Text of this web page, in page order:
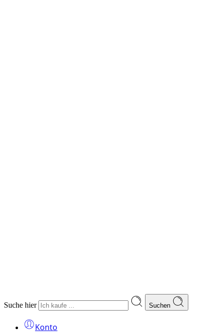
Suche hier Suchen
Konto